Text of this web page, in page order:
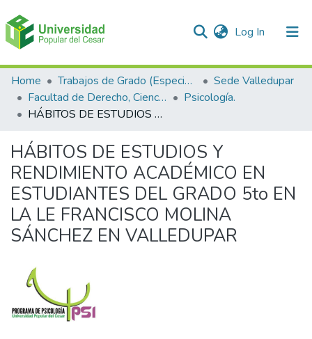
Log In (current)
Communities & Collections
All of DSpace
Home Trabajos de Grado (Especializaciones y Pregrados)
Sede Valledupar
Facultad de Derecho, Ciencias Políticas y Sociales.
Psicología.
HÁBITOS DE ESTUDIOS Y RENDIMIENTO ACADÉMICO EN ESTUDIANTES DEL GRADO 5to EN LA LE FRANCISCO MOLINA SÁNCHEZ EN VALLEDUPAR
HÁBITOS DE ESTUDIOS Y
RENDIMIENTO ACADÉMICO EN
ESTUDIANTES DEL GRADO 5to EN
LA LE FRANCISCO MOLINA
SÁNCHEZ EN VALLEDUPAR